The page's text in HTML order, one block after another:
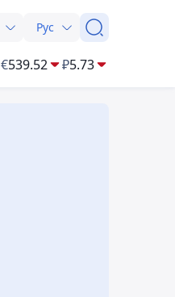
Рус
€539.52 ₽5.73